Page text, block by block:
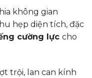
không gian
hẹp diện tích, đặc
cường lực cho
trội, lan can kính